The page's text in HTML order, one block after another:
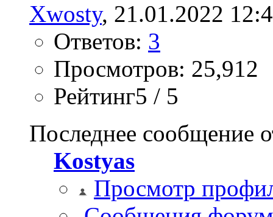
Xwosty‎, 21.01.2022
Ответов: 3
Просмотров: 25,912
Рейтинг5 / 5
Последнее сообщение
Kostyas
Просмотр